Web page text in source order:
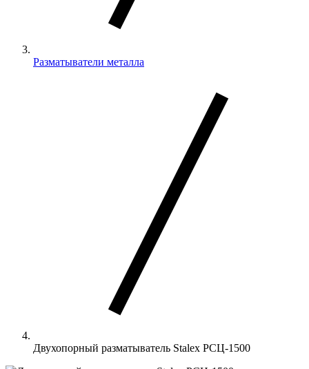
Разматыватели металла
Двухопорный разматыватель Stalex РСЦ-1500